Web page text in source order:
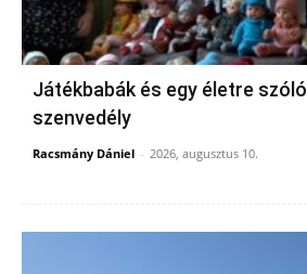
Játékbabák és egy életre szóló
szenvedély
Racsmány Dániel - 2026, augusztus 10.